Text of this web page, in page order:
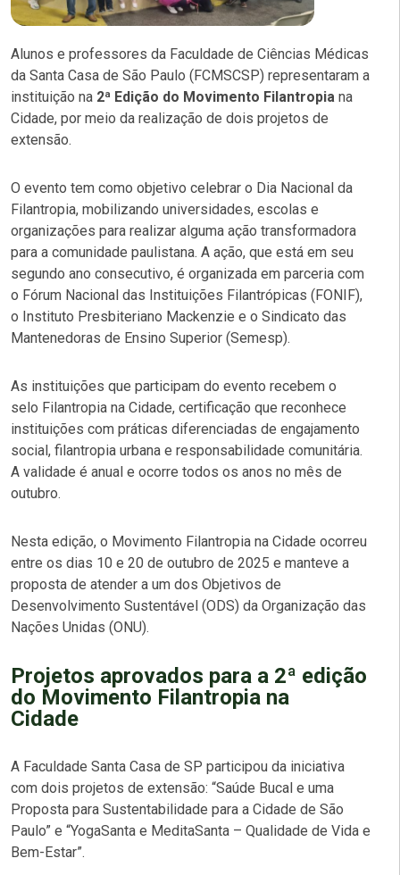
Alunos e professores da Faculdade de Ciências Médicas
da Santa Casa de São Paulo (FCMSCSP) representaram a
instituição na 2ª Edição do Movimento Filantropia na
Cidade, por meio da realização de dois projetos de
extensão.
O evento tem como objetivo celebrar o Dia Nacional da
Filantropia, mobilizando universidades, escolas e
organizações para realizar alguma ação transformadora
para a comunidade paulistana. A ação, que está em seu
segundo ano consecutivo, é organizada em parceria com
o Fórum Nacional das Instituições Filantrópicas (FONIF),
o Instituto Presbiteriano Mackenzie e o Sindicato das
Mantenedoras de Ensino Superior (Semesp).
As instituições que participam do evento recebem o
selo Filantropia na Cidade, certificação que reconhece
instituições com práticas diferenciadas de engajamento
social, filantropia urbana e responsabilidade comunitária.
A validade é anual e ocorre todos os anos no mês de
outubro.
Nesta edição, o Movimento Filantropia na Cidade ocorreu
entre os dias 10 e 20 de outubro de 2025 e manteve a
proposta de atender a um dos Objetivos de
Desenvolvimento Sustentável (ODS) da Organização das
Nações Unidas (ONU).
Projetos aprovados para a 2ª edição
do Movimento Filantropia na
Cidade
A Faculdade Santa Casa de SP participou da iniciativa
com dois projetos de extensão: “Saúde Bucal e uma
Proposta para Sustentabilidade para a Cidade de São
Paulo” e “YogaSanta e MeditaSanta – Qualidade de Vida e
Bem-Estar”.